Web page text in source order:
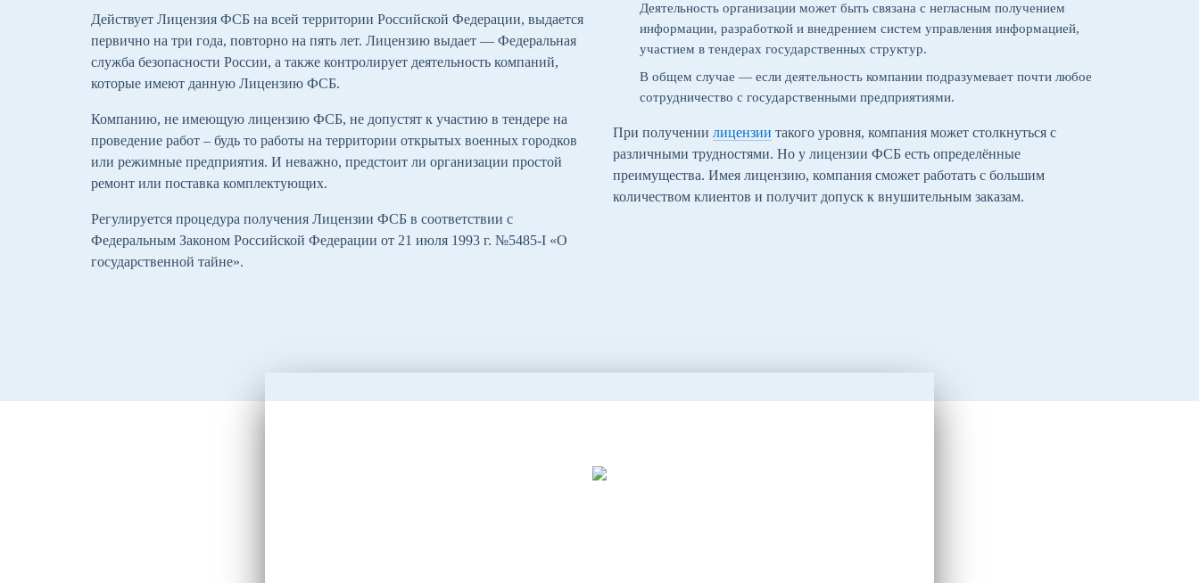
Действует Лицензия ФСБ на всей территории Российской Федерации, выдается
первично на три года, повторно на пять лет. Лицензию выдает — Федеральная
служба безопасности России, а также контролирует деятельность компаний,
которые имеют данную Лицензию ФСБ.
Компанию, не имеющую лицензию ФСБ, не допустят к участию в тендере на
проведение работ – будь то работы на территории открытых военных городков
или режимные предприятия. И неважно, предстоит ли организации простой
ремонт или поставка комплектующих.
Регулируется процедура получения Лицензии ФСБ в соответствии с
Федеральным Законом Российской Федерации от 21 июля 1993 г. №5485-I «O
государственной тайне».
Деятельность организации может быть связана с негласным получением
информации, разработкой и внедрением систем управления информацией,
участием в тендерах государственных структур.
В общем случае — если деятельность компании подразумевает почти любое
сотрудничество с государственными предприятиями.
При получении лицензии такого уровня, компания может столкнуться с
различными трудностями. Но у лицензии ФСБ есть определённые
преимущества. Имея лицензию, компания сможет работать с большим
количеством клиентов и получит допуск к внушительным заказам.